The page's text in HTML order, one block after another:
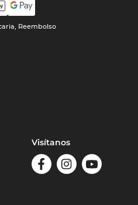
Reembolso
Visítanos